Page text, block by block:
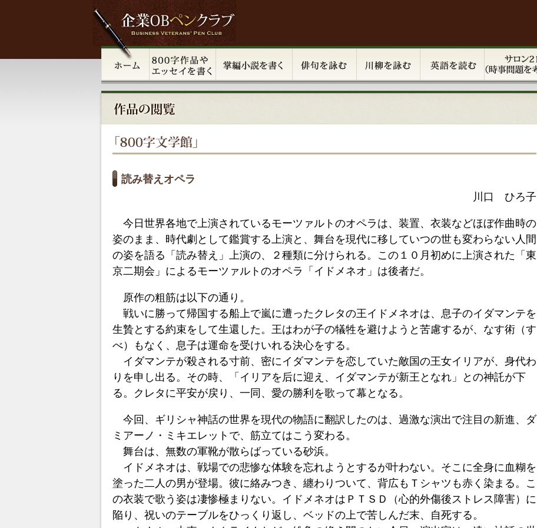
読み替えオペラ
川口 ひろ子
今日世界各地で上演されているモーツァルトのオペラは、装置、衣装などほぼ作曲時の
姿のまま、時代劇として鑑賞する上演と、舞台を現代に移していつの世も変わらない人間
の姿を語る「読み替え」上演の、２種類に分けられる。この１０月初めに上演された「東
京二期会」によるモーツァルトのオペラ「イドメネオ」は後者だ。
原作の粗筋は以下の通り。
戦いに勝って帰国する船上で嵐に遭ったクレタの王イドメネオは、息子のイダマンテを
生贄とする約束をして生還した。王はわが子の犠牲を避けようと苦慮するが、なす術（す
べ）もなく、息子は運命を受けいれる決心をする。
イダマンテが殺される寸前、密にイダマンテを恋していた敵国の王女イリアが、身代わ
りを申し出る。その時、「イリアを后に迎え、イダマンテが新王となれ」との神託が下
る。クレタに平安が戻り、一同、愛の勝利を歌って幕となる。
今回、ギリシャ神話の世界を現代の物語に翻訳したのは、過激な演出で注目の新進、ダ
ミアーノ・ミキエレットで、筋立てはこう変わる。
舞台は、無数の軍靴が散らばっている砂浜。
イドメネオは、戦場での悲惨な体験を忘れようとするが叶わない。そこに全身に血糊を
塗った二人の男が登場。彼に絡みつき、纏わりついて、背広もＴシャツも赤く染まる。こ
の衣装で歌う姿は凄惨極まりない。イドメネオはＰＴＳＤ（心的外傷後ストレス障害）に
陥り、祝いのテーブルをひっくり返し、ベッドの上で苦しんだ末、自死する。